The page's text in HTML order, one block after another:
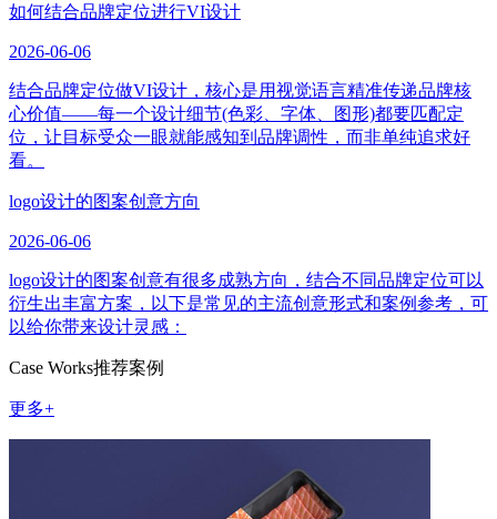
如何结合品牌定位进行VI设计
2026-06-06
结合品牌定位做VI设计，核心是用视觉语言精准传递品牌核
心价值——每一个设计细节(色彩、字体、图形)都要匹配定
位，让目标受众一眼就能感知到品牌调性，而非单纯追求好
看。
logo设计的图案创意方向
2026-06-06
logo设计的图案创意有很多成熟方向，结合不同品牌定位可以
衍生出丰富方案，以下是常见的主流创意形式和案例参考，可
以给你带来设计灵感：
Case Works推荐案例
更多+